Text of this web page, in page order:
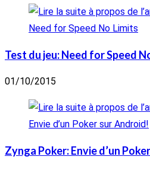
Test du jeu: Need for Speed
01/10/2015
Zynga Poker: Envie d’un